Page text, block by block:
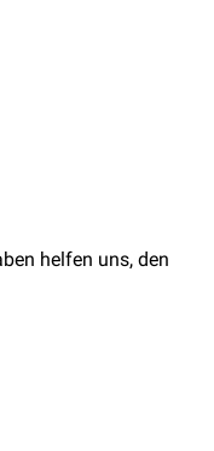
im
helfen uns, den